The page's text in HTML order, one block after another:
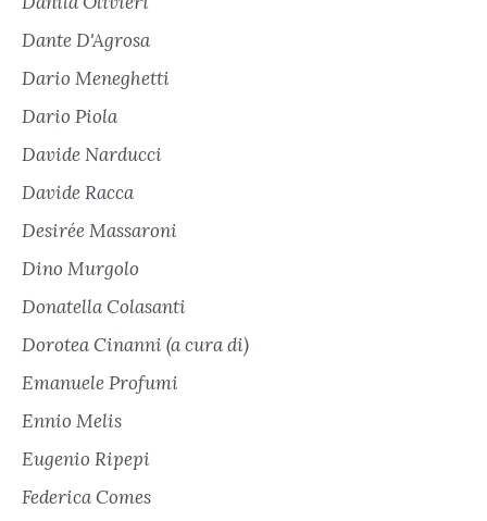
Dante D'Agrosa
Dario Meneghetti
Dario Piola
Davide Narducci
Davide Racca
Desirée Massaroni
Dino Murgolo
Donatella Colasanti
Dorotea Cinanni (a cura di)
Emanuele Profumi
Ennio Melis
Eugenio Ripepi
Federica Comes